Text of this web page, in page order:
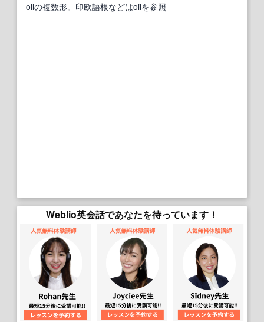
oilの複数形。 印欧語根などはoilを参照
Weblio英会話であなたを待っています！